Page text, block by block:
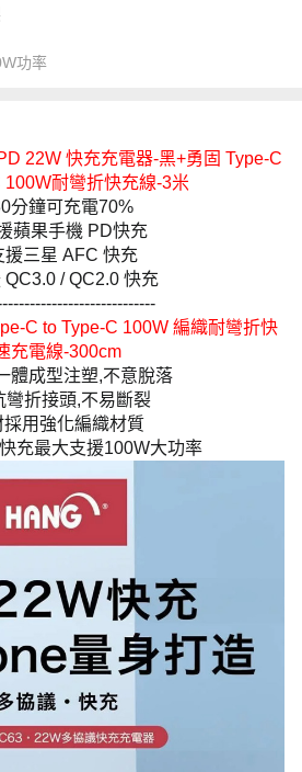
功率
22W 快充充電器-黑+勇固 Type-C
100W耐彎折快充線-3米
分鐘可充電70%
蘋果手機 PD快充
援三星 AFC 快充
QC3.0 / QC2.0 快充
C to Type-C 100W 編織耐彎折快
充電線-300cm
體成型注塑,不意脫落
彎折接頭,不易斷裂
採用強化編織材質
充最大支援100W大功率